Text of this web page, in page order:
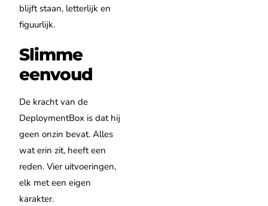
blijft staan, letterlijk en
figuurlijk.
Slimme
eenvoud
De kracht van de
DeploymentBox is dat hij
geen onzin bevat. Alles
wat erin zit, heeft een
reden. Vier uitvoeringen,
elk met een eigen
karakter.